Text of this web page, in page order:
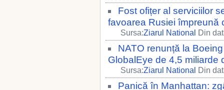
Fost ofițer al serviciilor
favoarea Rusiei împreună
Sursa:Ziarul National Din
NATO renunță la
GlobalEye de 4,5 miliarde
Sursa:Ziarul National Din
Panică în Manhattan: